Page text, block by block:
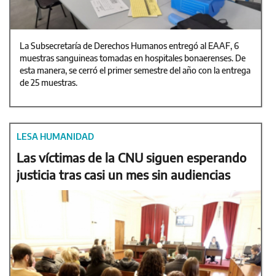
La Subsecretaría de Derechos Humanos entregó al EAAF, 6
muestras sanguineas tomadas en hospitales bonaerenses. De
esta manera, se cerró el primer semestre del año con la entrega
de 25 muestras.
LESA HUMANIDAD
Las víctimas de la CNU siguen esperando
justicia tras casi un mes sin audiencias